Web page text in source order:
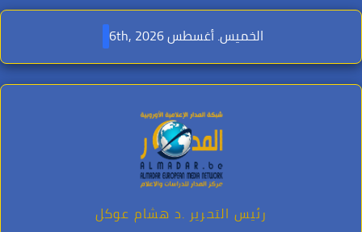
Skip
content
الخميس. أغسطس 6th, 2026
رئيس التحرير .د هشام عوكل